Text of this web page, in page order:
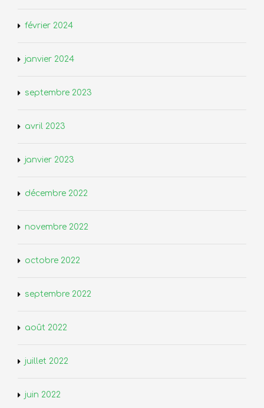
février 2024
janvier 2024
septembre 2023
avril 2023
janvier 2023
décembre 2022
novembre 2022
octobre 2022
septembre 2022
août 2022
juillet 2022
juin 2022